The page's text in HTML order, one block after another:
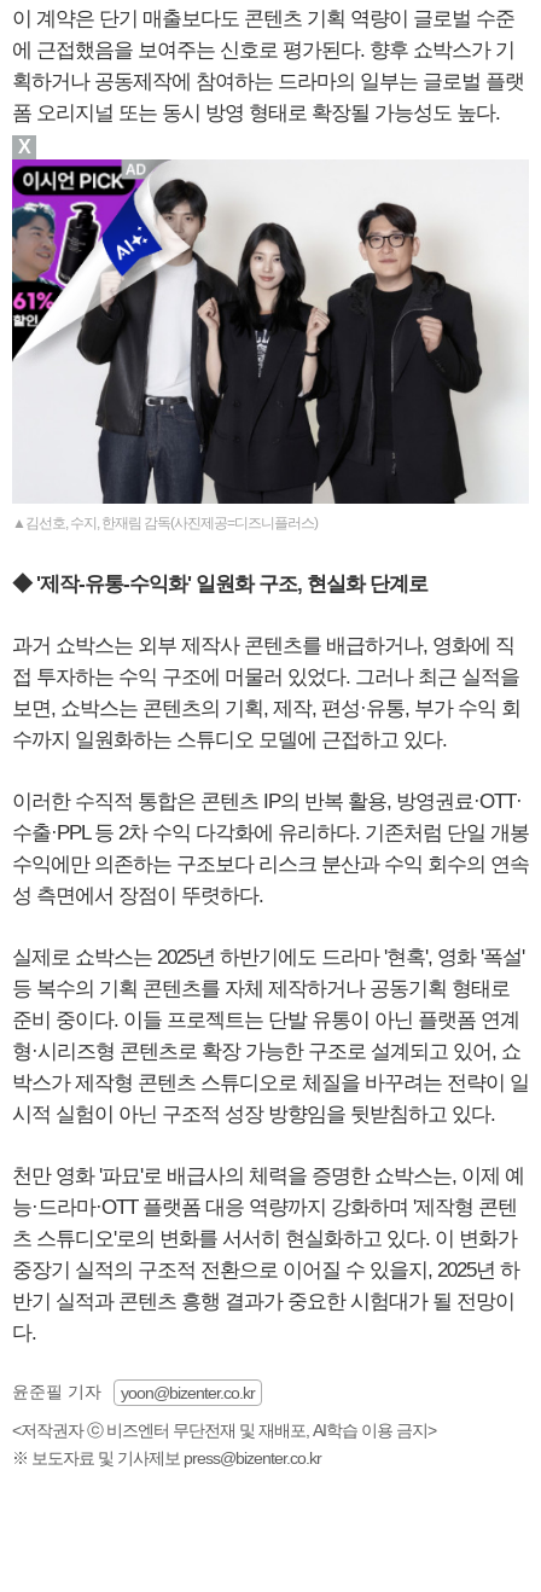
이 계약은 단기 매출보다도 콘텐츠 기획 역량이 글로벌 수준
에 근접했음을 보여주는 신호로 평가된다. 향후 쇼박스가 기
획하거나 공동제작에 참여하는 드라마의 일부는 글로벌 플랫
폼 오리지널 또는 동시 방영 형태로 확장될 가능성도 높다.
▲김선호, 수지, 한재림 감독(사진제공=디즈니플러스)
◆ '제작-유통-수익화' 일원화 구조, 현실화 단계로
과거 쇼박스는 외부 제작사 콘텐츠를 배급하거나, 영화에 직
접 투자하는 수익 구조에 머물러 있었다. 그러나 최근 실적을
보면, 쇼박스는 콘텐츠의 기획, 제작, 편성·유통, 부가 수익 회
수까지 일원화하는 스튜디오 모델에 근접하고 있다.
이러한 수직적 통합은 콘텐츠 IP의 반복 활용, 방영권료·OTT·
수출·PPL 등 2차 수익 다각화에 유리하다. 기존처럼 단일 개봉
수익에만 의존하는 구조보다 리스크 분산과 수익 회수의 연속
성 측면에서 장점이 뚜렷하다.
실제로 쇼박스는 2025년 하반기에도 드라마 '현혹', 영화 '폭설'
등 복수의 기획 콘텐츠를 자체 제작하거나 공동기획 형태로
준비 중이다. 이들 프로젝트는 단발 유통이 아닌 플랫폼 연계
형·시리즈형 콘텐츠로 확장 가능한 구조로 설계되고 있어, 쇼
박스가 제작형 콘텐츠 스튜디오로 체질을 바꾸려는 전략이 일
시적 실험이 아닌 구조적 성장 방향임을 뒷받침하고 있다.
천만 영화 '파묘'로 배급사의 체력을 증명한 쇼박스는, 이제 예
능·드라마·OTT 플랫폼 대응 역량까지 강화하며 '제작형 콘텐
츠 스튜디오'로의 변화를 서서히 현실화하고 있다. 이 변화가
중장기 실적의 구조적 전환으로 이어질 수 있을지, 2025년 하
반기 실적과 콘텐츠 흥행 결과가 중요한 시험대가 될 전망이
다.
윤준필 기자
yoon@bizenter.co.kr
<저작권자 ⓒ 비즈엔터 무단전재 및 재배포, AI학습 이용 금지>
※ 보도자료 및 기사제보 press@bizenter.co.kr
X